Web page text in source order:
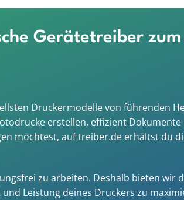
Gerätetreiber
Druckermodelle von führenden
erstellen, effizient
möchtest, auf treiber.de erhältst du
zu arbeiten. Deshalb bieten wir
Leistung deines Druckers zu